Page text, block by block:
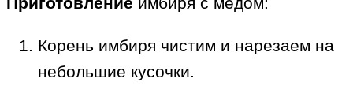
Корень имбиря чистим и нарезаем на
небольшие кусочки.